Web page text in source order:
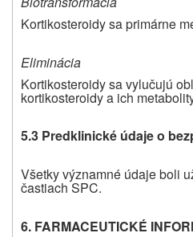
Kortikosteroidy sa primárne
Eliminácia
Kortikosteroidy sa vylučujú
kortikosteroidy a ich
5.3 Predklinické údaje o
Všetky významné údaje boli
častiach SPC.
6. FARMACEUTICKÉ